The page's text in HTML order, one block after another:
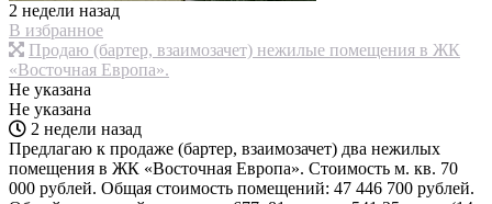
2 недели назад
В избранное
Продаю (бартер, взаимозачет) нежилые помещения в ЖК
«Восточная Европа».
Не указана
Не указана
2 недели назад
Предлагаю к продаже (бартер, взаимозачет) два нежилых
помещения в ЖК «Восточная Европа». Стоимость м. кв. 70
000 рублей. Общая стоимость помещений: 47 446 700 рублей.